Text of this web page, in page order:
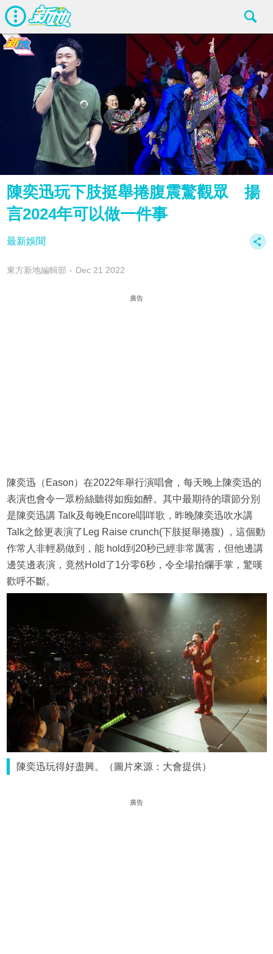
陳奕迅玩下肢挺舉捲腹震驚觀眾 揚
言2024年可以做一件事
最新娛聞
東方新地編輯部 Dec 21 2022
廣告
陳奕迅（Eason）在2022年舉行演唱會，每天晚上陳奕迅的
表演也會令一眾粉絲聽得如痴如醉。其中最期待的環節分別
是陳奕迅講 Talk及每晚Encore唱咩歌，昨晚陳奕迅吹水講
Talk之餘更表演了Leg Raise crunch(下肢挺舉捲腹) ，這個動
作常人非輕易做到，能 hold到20秒已經非常厲害，但他邊講
邊笑邊表演，竟然Hold了1分零6秒，令全場拍爛手掌，驚嘆
歡呼不斷。
陳奕迅玩得好盡興。（圖片來源：大會提供）
廣告